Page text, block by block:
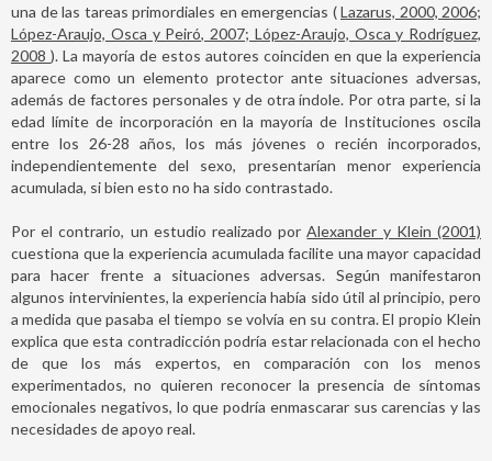
una de las tareas primordiales en emergencias (Lazarus, 2000, 2006;
López-Araujo, Osca y Peiró, 2007; López-Araujo, Osca y Rodríguez,
2008 ). La mayoría de estos autores coinciden en que la experiencia
aparece como un elemento protector ante situaciones adversas,
además de factores personales y de otra índole. Por otra parte, si la
edad límite de incorporación en la mayoría de Instituciones oscila
entre los 26-28 años, los más jóvenes o recién incorporados,
independientemente del sexo, presentarían menor experiencia
acumulada, si bien esto no ha sido contrastado.
Por el contrario, un estudio realizado porAlexander y Klein (2001)
cuestiona que la experiencia acumulada facilite una mayor capacidad
para hacer frente a situaciones adversas. Según manifestaron
algunos intervinientes, la experiencia había sido útil al principio, pero
a medida que pasaba el tiempo se volvía en su contra. El propio Klein
explica que esta contradicción podría estar relacionada con el hecho
de que los más expertos, en comparación con los menos
experimentados, no quieren reconocer la presencia de síntomas
emocionales negativos, lo que podría enmascarar sus carencias y las
necesidades de apoyo real.